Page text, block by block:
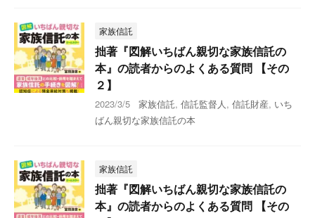
家族信託
拙著『図解いちばん親切な家族信託の
本』の読者からのよくある質問 【その
２】
2023/3/5 家族信託, 信託監督人, 信託財産, いち
ばん親切な家族信託の本
家族信託
拙著『図解いちばん親切な家族信託の
本』の読者からのよくある質問 【その